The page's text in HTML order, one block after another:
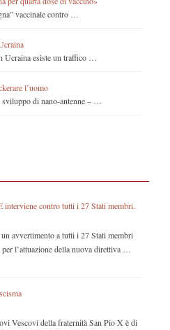
vaccinale contro …
Ucraina esiste un traffico …
l’uomo
di nano-antenne – …
contro tutti i 27 Stati membri.
avvertimento a tutti i 27 Stati membri
l’attuazione della nuova direttiva …
Vescovi della fraternità San Pio X è di